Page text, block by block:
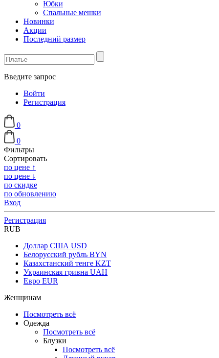
Юбки
Спальные мешки
Новинки
Акции
Последний размер
Введите запрос
Войти
Регистрация
0
0
Фильтры
Сортировать
по цене ↑
по цене ↓
по скидке
по обновлению
Вход
Регистрация
RUB
Доллар США USD
Белорусский рубль BYN
Казахстанский тенге KZT
Украинская гривна UAH
Евро EUR
Женщинам
Посмотреть всё
Одежда
Посмотреть всё
Блузки
Посмотреть всё